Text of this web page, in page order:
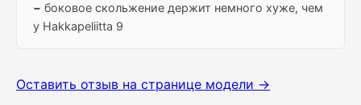
− боковое скольжение держит немного хуже, чем
у Hakkapeliitta 9
Оставить отзыв на странице модели →